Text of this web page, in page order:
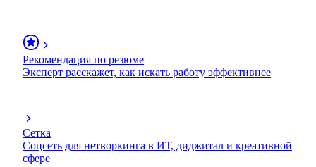
Рекомендация по резюме
Эксперт расскажет, как искать работу эффективнее
Сетка
Соцсеть для нетворкинга в ИТ, диджитал и креативной
сфере